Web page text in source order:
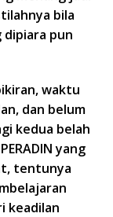
bila
dipiara pun
waktu
dan belum
kedua belah
yang
tentunya
keadilan